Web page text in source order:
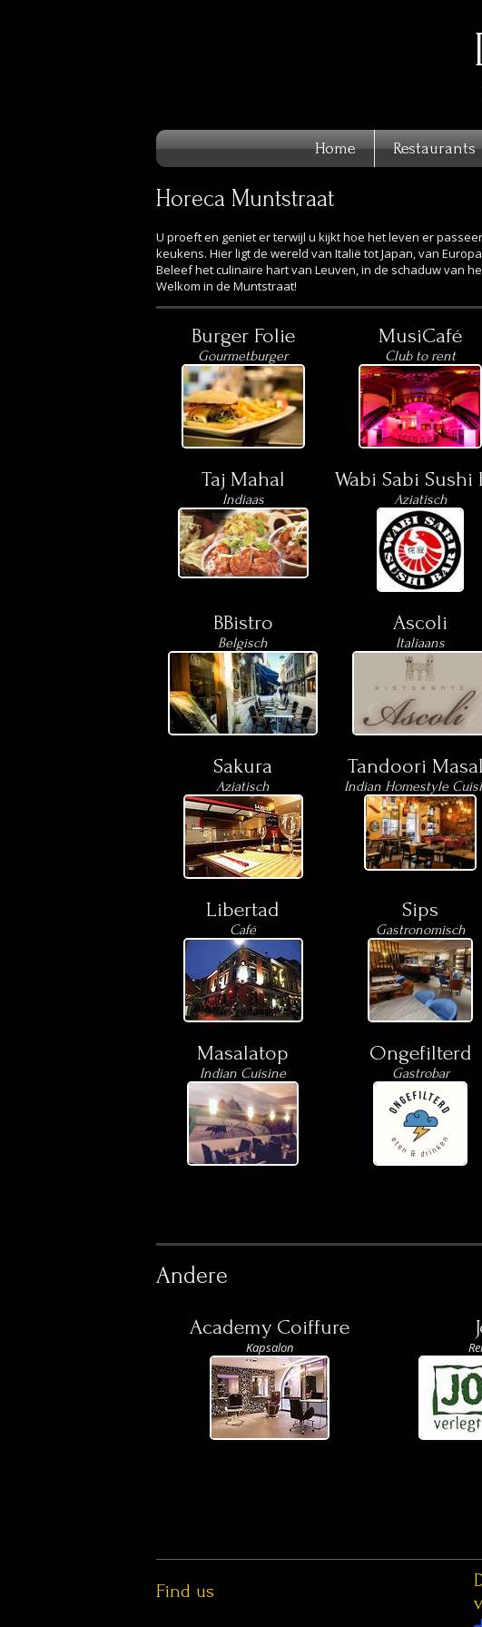
Home Restaurants
Horeca Muntstraat
U proeft en geniet er terwijl u kijkt hoe het leven er
keukens. Hier ligt de wereld van Italië tot Japan, van
Beleef het culinaire hart van Leuven, in de schaduw van
Welkom in de Muntstraat!
Burger Folie
Gourmetburger
MusiCafé
Club to rent
Taj Mahal
Indiaas
Wabi Sabi Sushi
Aziatisch
BBistro
Belgisch
Ascoli
Italiaans
Sakura
Aziatisch
Tandoori
Indian Homestyle
Libertad
Café
Sips
Gastronomisch
Masalatop
Indian Cuisine
Ongefilterd
Gastrobar
Andere
Academy Coiffure
Kapsalon
Find us